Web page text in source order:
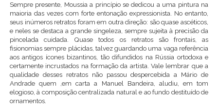
Sempre presente, Moussia a princípio se dedicou a uma pintura na
maioria das vezes com forte entonação expressionista. No entanto,
seus inúmeros retratos foram em outra direção: são quase ascéticos,
e neles se destaca a grande singeleza, sempre sujeita à precisão da
pincelada cuidada. Quase todos os retratos são frontais, as
fisionomias sempre plácidas, talvez guardando uma vaga referência
aos antigos ícones bizantinos, tão difundidos na Rússia ortodoxa e
certamente incrustados na formação da artista. Vale lembrar que a
qualidade desses retratos não passou despercebida a Mário de
Andrade quem ,em carta a Manuel Bandeira, aludiu, em tom
elogioso, à composição centralizada natural e ao fundo destituído de
ornamentos.